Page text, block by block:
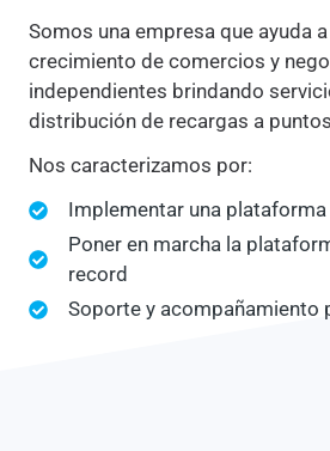
Somos una empresa que ayuda
crecimiento de comercios y
independientes brindando
distribución de recargas a
Nos caracterizamos por:
Implementar una
Poner en marcha la
record
Soporte y acompañamiento